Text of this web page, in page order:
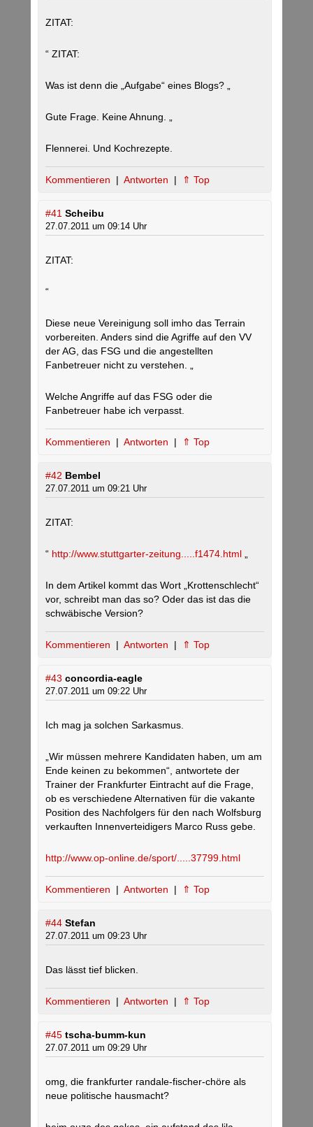
ZITAT:
“ ZITAT:
Was ist denn die „Aufgabe“ eines Blogs? „
Gute Frage. Keine Ahnung. „
Flennerei. Und Kochrezepte.
Kommentieren | Antworten | ⇑ Top
#41 Scheibu
27.07.2011 um 09:14 Uhr
ZITAT:
“
Diese neue Vereinigung soll imho das Terrain
vorbereiten. Anders sind die Agriffe auf den VV
der AG, das FSG und die angestellten
Fanbetreuer nicht zu verstehen. „
Welche Angriffe auf das FSG oder die
Fanbetreuer habe ich verpasst.
Kommentieren | Antworten | ⇑ Top
#42 Bembel
27.07.2011 um 09:21 Uhr
ZITAT:
“ http://www.stuttgarter-zeitung.....f1474.html
In dem Artikel kommt das Wort „Krottenschlecht“
vor, schreibt man das so? Oder das ist das die
schwäbische Version?
Kommentieren | Antworten | ⇑ Top
#43 concordia-eagle
27.07.2011 um 09:22 Uhr
Ich mag ja solchen Sarkasmus.
„Wir müssen mehrere Kandidaten haben, um am
Ende keinen zu bekommen“, antwortete der
Trainer der Frankfurter Eintracht auf die Frage,
ob es verschiedene Alternativen für die vakante
Position des Nachfolgers für den nach Wolfsburg
verkauften Innenverteidigers Marco Russ gebe.
http://www.op-online.de/sport/.....37799.html
Kommentieren | Antworten | ⇑ Top
#44 Stefan
27.07.2011 um 09:23 Uhr
Das lässt tief blicken.
Kommentieren | Antworten | ⇑ Top
#45 tscha-bumm-kun
27.07.2011 um 09:29 Uhr
omg, die frankfurter randale-fischer-chöre als
neue politische hausmacht?